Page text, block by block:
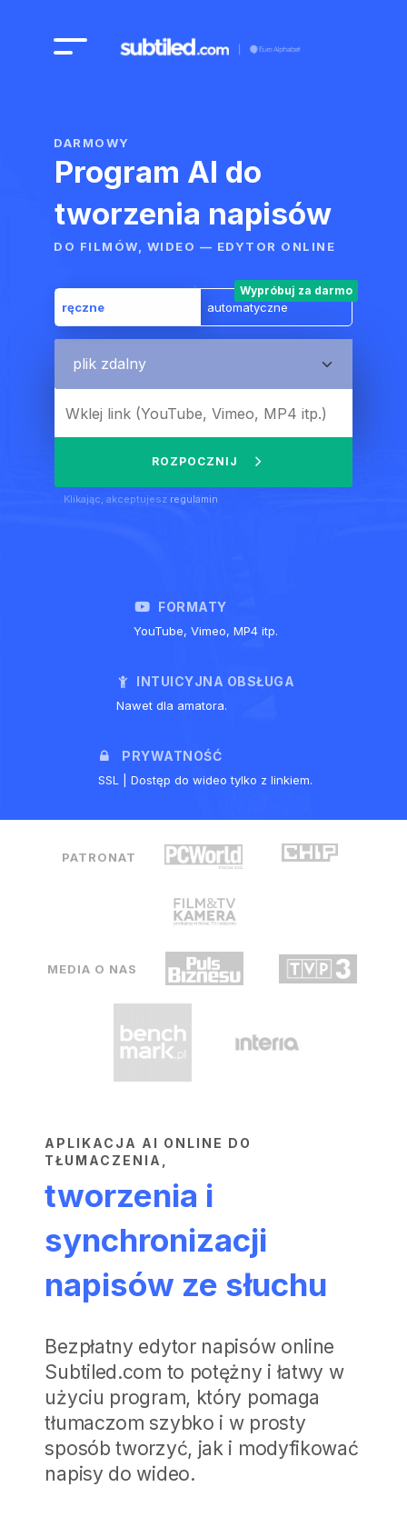
DARMOWY
Program AI do
tworzenia napisów
DO FILMÓW, WIDEO — EDYTOR ONLINE
ręczne automatyczne
Wypróbuj za darmo
ROZPOCZNIJ
Klikając, akceptujesz regulamin
FORMATY
YouTube, Vimeo, MP4 itp.
INTUICYJNA OBSŁUGA
Nawet dla amatora.
PRYWATNOŚĆ
SSL | Dostęp do wideo tylko z linkiem.
PATRONAT
MEDIA O NAS
APLIKACJA AI ONLINE DO
TŁUMACZENIA,
tworzenia i
synchronizacji
napisów ze słuchu
Bezpłatny edytor napisów online
Subtiled.com to potężny i łatwy w
użyciu program, który pomaga
tłumaczom szybko i w prosty
sposób tworzyć, jak i modyfikować
napisy do wideo.